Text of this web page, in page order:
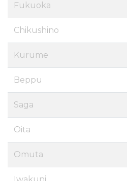
Fukuoka
Chikushino
Kurume
Beppu
Saga
Oita
Omuta